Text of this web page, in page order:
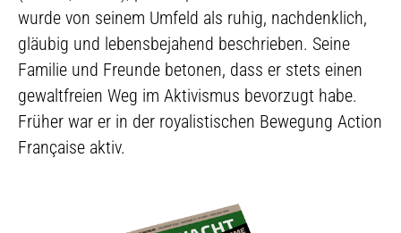
wurde von seinem Umfeld als ruhig, nachdenklich,
gläubig und lebensbejahend beschrieben. Seine
Familie und Freunde betonen, dass er stets einen
gewaltfreien Weg im Aktivismus bevorzugt habe.
Früher war er in der royalistischen Bewegung Action
Française aktiv.